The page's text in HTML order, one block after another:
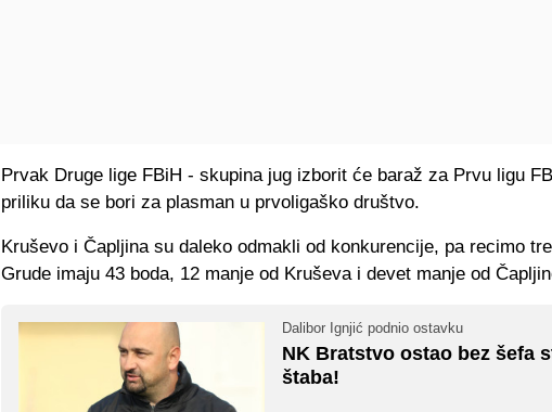
Prvak Druge lige FBiH - skupina jug izborit će baraž za Prvu ligu
priliku da se bori za plasman u prvoligaško društvo.
Kruševo i Čapljina su daleko odmakli od konkurencije, pa recimo
Grude imaju 43 boda, 12 manje od Kruševa i devet manje od
Dalibor Ignjić podnio ostavku
NK Bratstvo ostao bez šefa
štaba!